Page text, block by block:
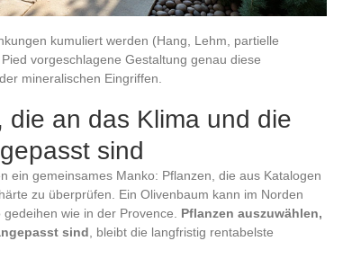
kumuliert werden (Hang, Lehm, partielle
vorgeschlagene Gestaltung genau diese
mineralischen Eingriffen.
an das Klima und die
sind
ein gemeinsames Manko: Pflanzen, die aus Katalogen
zu überprüfen. Ein Olivenbaum kann im Norden
wie in der Provence. Pflanzen auszuwählen,
sind , bleibt die langfristig rentabelste